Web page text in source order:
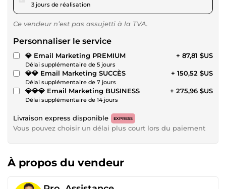
3 jours de réalisation
Ce vendeur n’est pas assujetti à la TVA.
Personnaliser le service
💎 Email Marketing PREMIUM
Délai supplémentaire de 5 jours
+ 87,81 $US
💎💎 Email Marketing SUCCÈS
Délai supplémentaire de 7 jours
+ 150,52 $US
💎💎💎 Email Marketing BUSINESS
Délai supplémentaire de 14 jours
+ 275,96 $US
Livraison express disponible EXPRESS
Vous pouvez choisir un délai plus court lors du paiement
À propos du vendeur